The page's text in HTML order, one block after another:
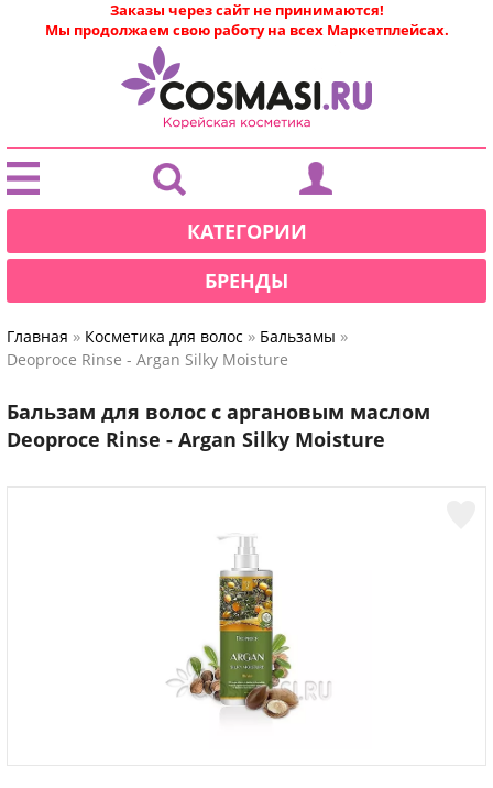
|
Заказы через сайт не принимаются!
Мы продолжаем свою работу на всех Маркетплейсах.
КАТЕГОРИИ
БРЕНДЫ
Главная » Косметика для волос » Бальзамы »
Deoproce Rinse - Argan Silky Moisture
Бальзам для волос с аргановым маслом
Deoproce Rinse - Argan Silky Moisture